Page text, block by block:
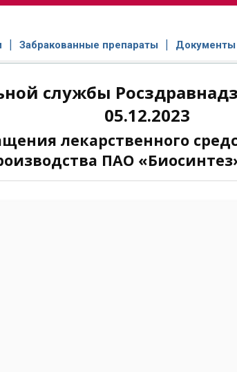
Забракованные препараты Документы
службы
05.12.2023
лекарственного
ПАО